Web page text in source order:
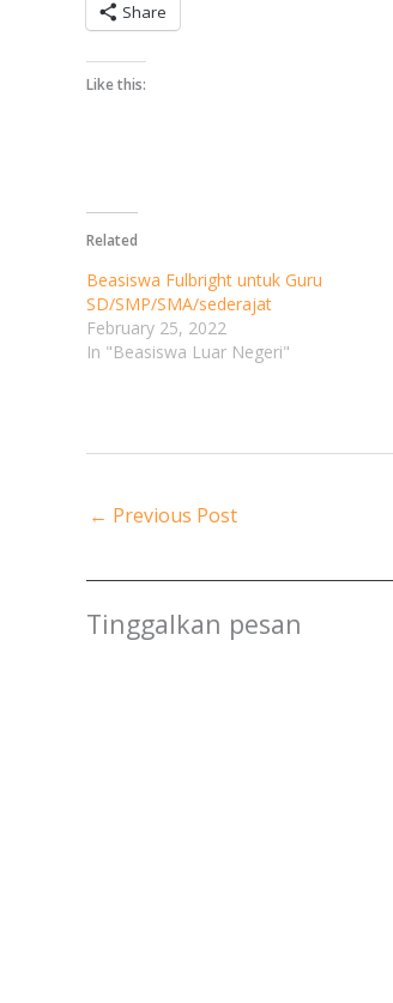
Share
Like this:
Related
Beasiswa Fulbright untuk Guru
SD/SMP/SMA/sederajat
February 25, 2022
In "Beasiswa Luar Negeri"
← Previous Post
Tinggalkan pesan